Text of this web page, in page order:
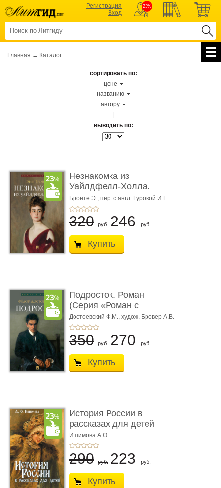
Регистрация
Вход
23%
Главная → Каталог
сортировать по:
цене
названию
автору
выводить по:
Незнакомка из
Уайлдфелл-Холла.
Роман (Серия «Р� ...
Бронте Э., пер. с англ. Гуровой И.Г.
320 руб. 246 руб.
Купить
Подросток. Роман
(Серия «Роман с
книгой»)
Достоевский Ф.М., худож. Бровер А.В.
350 руб. 270 руб.
Купить
История России в
рассказах для детей
Ишимова А.О.
290 руб. 223 руб.
Купить